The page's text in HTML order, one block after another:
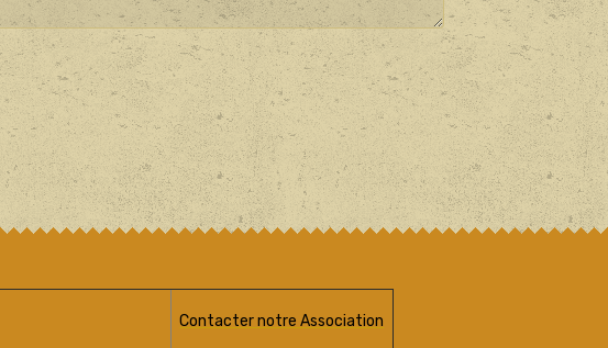
Contacter notre Association